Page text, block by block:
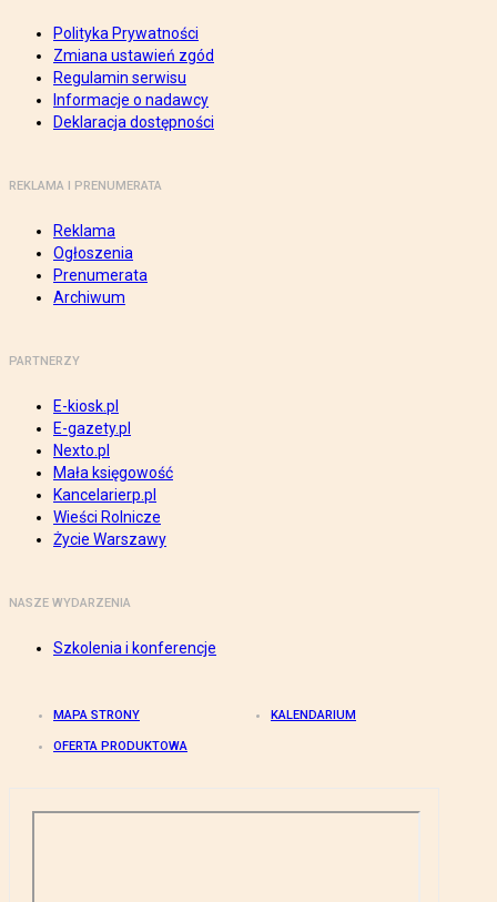
Polityka Prywatności
Zmiana ustawień zgód
Regulamin serwisu
Informacje o nadawcy
Deklaracja dostępności
REKLAMA I PRENUMERATA
Reklama
Ogłoszenia
Prenumerata
Archiwum
PARTNERZY
E-kiosk.pl
E-gazety.pl
Nexto.pl
Mała księgowość
Kancelarierp.pl
Wieści Rolnicze
Życie Warszawy
NASZE WYDARZENIA
Szkolenia i konferencje
MAPA STRONY KALENDARIUM
OFERTA PRODUKTOWA